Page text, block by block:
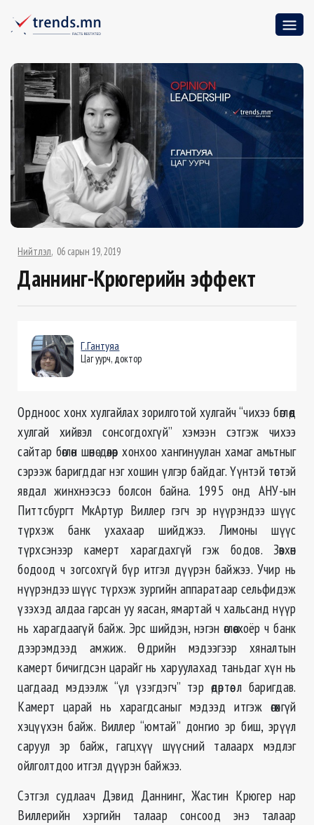
Нийтлэл 06 сарын 19, 2019
Даннинг-Крюгерийн эффект
Г.Гантуяа
Цаг уурч, доктор
Ордноос хонх хулгайлах зорилготой хулгайч “чихээ бөглөөд
хулгай хийвэл сонсогдохгүй” хэмээн сэтгэж чихээ
сайтар бөглөн шөнө дөлөөр хонхоо хангинуулан хамаг амьтныг
сэрээж баригддаг нэг хошин үлгэр байдаг. Үүнтэй төстэй
явдал жинхнээсээ болсон байна. 1995 онд АНУ-ын
Питтсбургт МкАртур Виллер гэгч эр нүүрэндээ шүүс
түрхэж банк ухахаар шийджээ. Лимоны шүүс
түрхсэнээр камерт харагдахгүй гэж бодов. Зөвхөн
бодоод ч зогсохгүй бүр итгэл дүүрэн байжээ. Учир нь
нүүрэндээ шүүс түрхэж зургийн аппаратаар сельфидэж
үзэхэд алдаа гарсан уу яасан, ямартай ч хальсанд нүүр
нь харагдаагүй байж. Эрс шийдэн, нэгэн өглөө хоёр ч банк
дээрэмдээд амжиж. Өдрийн мэдээгээр хяналтын
камерт бичигдсэн царайг нь харуулахад таньдаг хүн нь
цагдаад мэдээлж “үл үзэгдэгч” тэр өдөртөө л баригдав.
Камерт царай нь харагдсаныг мэдээд итгэж өгөхгүй
хэцүүхэн байж. Виллер “юмтай” донгио эр биш, эрүүл
саруул эр байж, гагцхүү шүүсний талаарх мэдлэг
ойлголтдоо итгэл дүүрэн байжээ.
Сэтгэл судлаач Дэвид Даннинг, Жастин Крюгер нар
Виллерийн хэргийн талаар сонсоод энэ талаар